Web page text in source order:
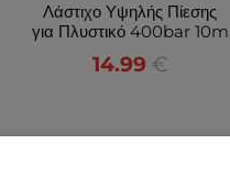
Λάστιχο Υψηλής Πίεσης
για Πλυστικό 400bar 10m
14.99 €